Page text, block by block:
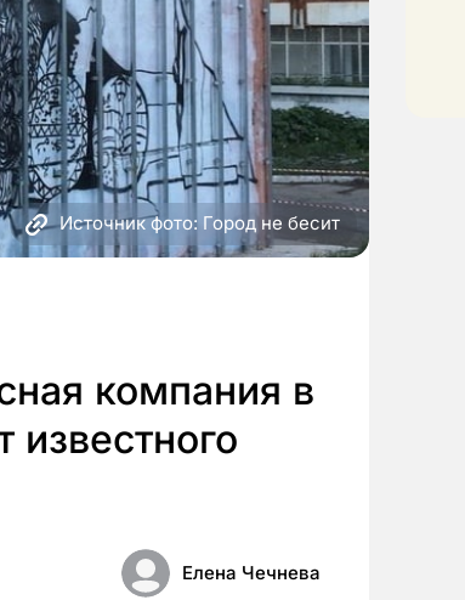
Источник фото: Город не бесит
компания в
Елена Чечнева